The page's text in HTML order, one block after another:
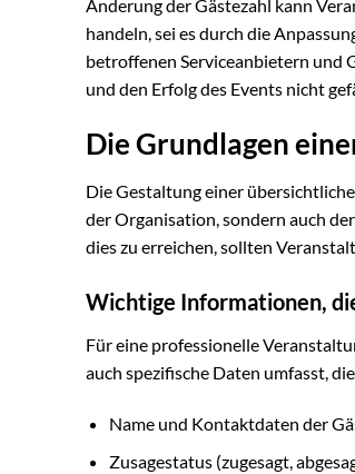
Änderung der Gästezahl kann
handeln, sei es durch die
betroffenen Serviceanbietern und
und den Erfolg des Events nicht
Die Grundlagen
Die Gestaltung einer
der Organisation, sondern auch
dies zu erreichen, sollten
Wichtige Informationen,
Für eine professionelle
auch spezifische Daten umfasst,
Name und Kontaktdaten der
Zusagestatus (zugesagt,